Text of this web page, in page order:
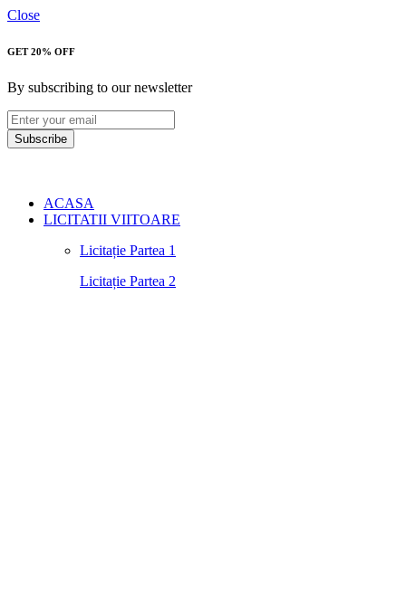
Close
GET 20% OFF
By subscribing to our newsletter
Subscribe
ACASA
LICITATII VIITOARE
Licitație Partea 1
Licitație Partea 2